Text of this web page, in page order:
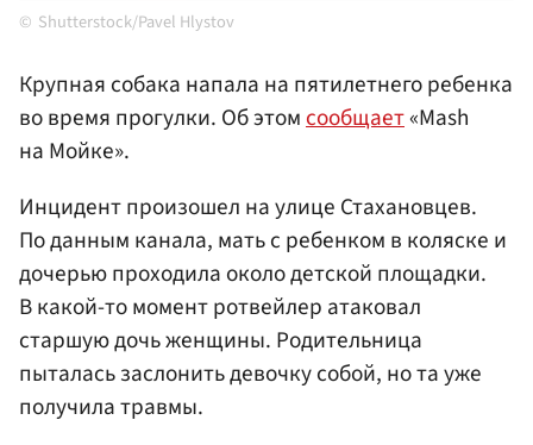
Shutterstock/Pavel Hlystov
Крупная собака напала на пятилетнего ребенка
во время прогулки. Об этомсообщает«Mash
на Мойке».
Инцидент произошел на улице Стахановцев.
По данным канала, мать с ребенком в коляске и
дочерью проходила около детской площадки.
В какой-то момент ротвейлер атаковал
старшую дочь женщины. Родительница
пыталась заслонить девочку собой, но та уже
получила травмы.